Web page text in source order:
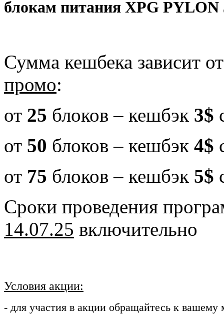
блокам питания XPG PYLON
Сумма кешбека зависит
промо:
от 25 блоков – кешбэк 3$
от 50 блоков – кешбэк 4$
от 75 блоков – кешбэк 5$
Сроки проведения
14.07.25 включительно
Условия акции:
- для участия в акции обращайтесь к вашему